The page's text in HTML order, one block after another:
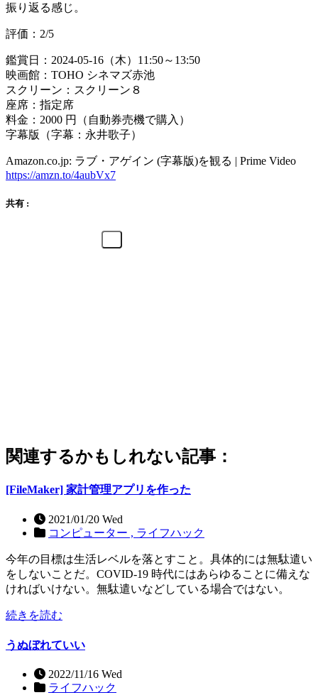
振り返る感じ。
評価：2/5
鑑賞日：2024-05-16（木）11:50～13:50
映画館：TOHO シネマズ赤池
スクリーン：スクリーン８
座席：指定席
料金：2000 円（自動券売機で購入）
字幕版（字幕：永井歌子）
Amazon.co.jp: ラブ・アゲイン (字幕版)を観る | Prime Video
https://amzn.to/4aubVx7
共有 :
関連するかもしれない記事：
[FileMaker] 家計管理アプリを作った
2021/01/20 Wed
コンピューター , ライフハック
今年の目標は生活レベルを落とすこと。具体的には無駄遣い
をしないことだ。COVID-19 時代にはあらゆることに備えな
ければいけない。無駄遣いなどしている場合ではない。
続きを読む
うぬぼれていい
2022/11/16 Wed
ライフハック